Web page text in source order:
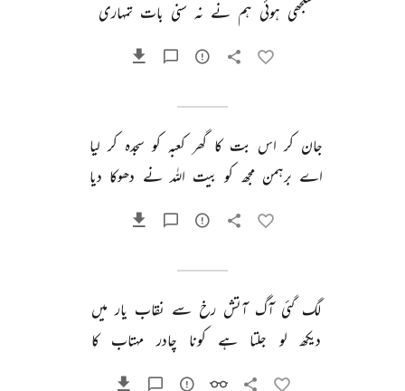
سلجھی ہوئی ہم نے نہ سنی بات تمہاری
جان کر اس بت کا گھر کعبہ کو سجدہ کر لیا
اے برہمن مجھ کو بیت اللہ نے دھوکا دیا
لگ گئی آگ آتش رخ سے نقاب یار میں
دیکھ لو جلتا ہے کونا چادر مہتاب کا